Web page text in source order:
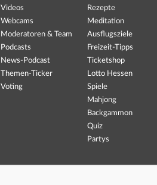
Videos
Webcams
Moderatoren & Team
Podcasts
News-Podcast
Themen-Ticker
Voting
Rezepte
Meditation
Ausflugsziele
Freizeit-Tipps
Ticketshop
Lotto Hessen
Spiele
Mahjong
Backgammon
Quiz
Partys